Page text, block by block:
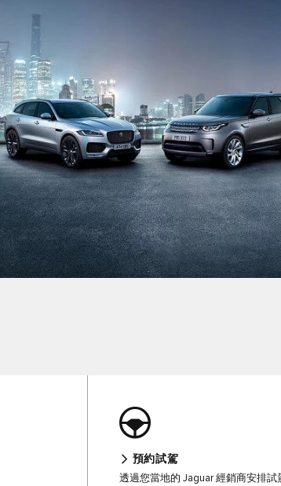
預約試駕
透過您當地的 Jaguar 經銷商安排試